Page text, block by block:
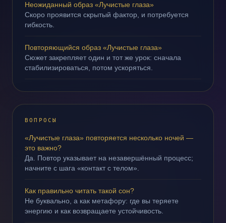
Неожиданный образ «Лучистые глаза»
Скоро проявится скрытый фактор, и потребуется
гибкость.
Повторяющийся образ «Лучистые глаза»
Сюжет закрепляет один и тот же урок: сначала
стабилизироваться, потом ускоряться.
ВОПРОСЫ
«Лучистые глаза» повторяется несколько ночей —
это важно?
Да. Повтор указывает на незавершённый процесс;
начните с шага «контакт с телом».
Как правильно читать такой сон?
Не буквально, а как метафору: где вы теряете
энергию и как возвращаете устойчивость.